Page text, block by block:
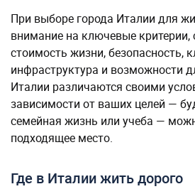
При выборе города Италии для
внимание на ключевые критерии,
стоимость жизни, безопасность,
инфраструктура и возможности
Италии различаются своими
зависимости от ваших целей —
семейная жизнь или учеба —
подходящее место.
Где в Италии жить дорого